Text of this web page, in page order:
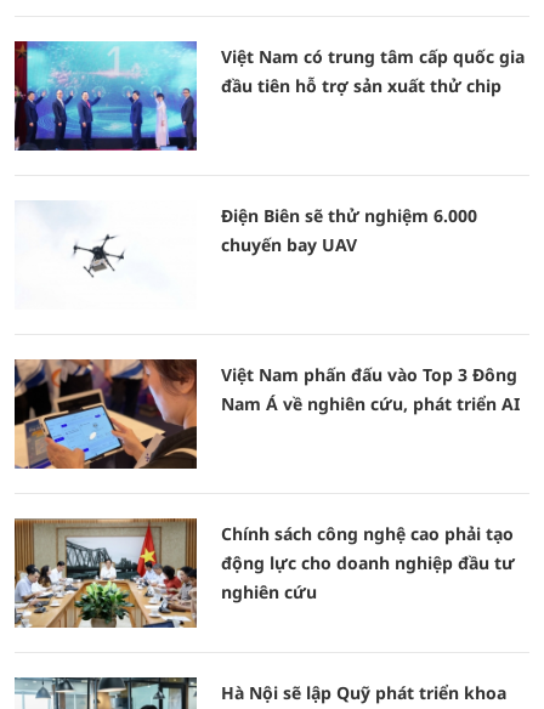
Việt Nam có trung tâm cấp quốc gia
đầu tiên hỗ trợ sản xuất thử chip
Điện Biên sẽ thử nghiệm 6.000
chuyến bay UAV
Việt Nam phấn đấu vào Top 3 Đông
Nam Á về nghiên cứu, phát triển AI
Chính sách công nghệ cao phải tạo
động lực cho doanh nghiệp đầu tư
nghiên cứu
Hà Nội sẽ lập Quỹ phát triển khoa